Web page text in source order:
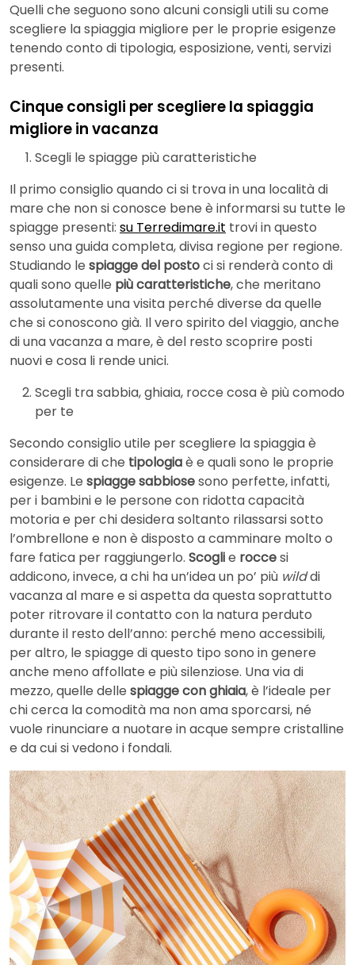
Quelli che seguono sono alcuni consigli utili su come
scegliere la spiaggia migliore per le proprie esigenze
tenendo conto di tipologia, esposizione, venti, servizi
presenti.
Cinque consigli per scegliere la spiaggia
migliore in vacanza
Scegli le spiagge più caratteristiche
Il primo consiglio quando ci si trova in una località di
mare che non si conosce bene è informarsi su tutte le
spiagge presenti: su Terredimare.it trovi in questo
senso una guida completa, divisa regione per regione.
Studiando le spiagge del postoci si renderà conto di
quali sono quelle più caratteristiche, che meritano
assolutamente una visita perché diverse da quelle
che si conoscono già. Il vero spirito del viaggio, anche
di una vacanza a mare, è del resto scoprire posti
nuovi e cosa li rende unici.
Scegli tra sabbia, ghiaia, rocce cosa è più comodo
per te
Secondo consiglio utile per scegliere la spiaggia è
considerare di che tipologiaè e quali sono le proprie
esigenze. Le spiagge sabbiosesono perfette, infatti,
per i bambini e le persone con ridotta capacità
motoria e per chi desidera soltanto rilassarsi sotto
l’ombrellone e non è disposto a camminare molto o
fare fatica per raggiungerlo. Scoglie roccesi
addicono, invece, a chi ha un’idea un po’ più wilddi
vacanza al mare e si aspetta da questa soprattutto
poter ritrovare il contatto con la natura perduto
durante il resto dell’anno: perché meno accessibili,
per altro, le spiagge di questo tipo sono in genere
anche meno affollate e più silenziose. Una via di
mezzo, quelle delle spiagge con ghiaia, è l’ideale per
chi cerca la comodità ma non ama sporcarsi, né
vuole rinunciare a nuotare in acque sempre cristalline
e da cui si vedono i fondali.